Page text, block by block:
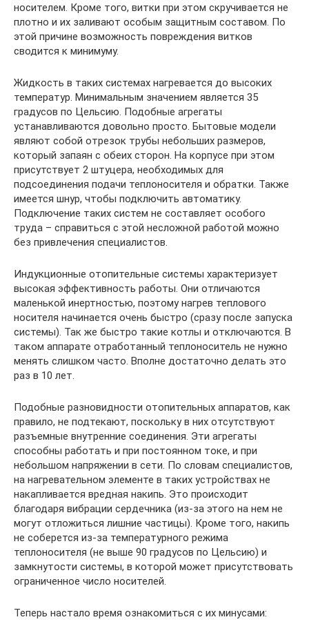
носителем. Кроме того, витки при этом скручивается не
плотно и их заливают особым защитным составом. По
этой причине возможность повреждения витков
сводится к минимуму.
Жидкость в таких системах нагревается до высоких
температур. Минимальным значением является 35
градусов по Цельсию. Подобные агрегаты
устанавливаются довольно просто. Бытовые модели
являют собой отрезок трубы небольших размеров,
который запаян с обеих сторон. На корпусе при этом
присутствует 2 штуцера, необходимых для
подсоединения подачи теплоносителя и обратки. Также
имеется шнур, чтобы подключить автоматику.
Подключение таких систем не составляет особого
труда – справиться с этой несложной работой можно
без привлечения специалистов.
Индукционные отопительные системы характеризует
высокая эффективность работы. Они отличаются
маленькой инертностью, поэтому нагрев теплового
носителя начинается очень быстро (сразу после запуска
системы). Так же быстро такие котлы и отключаются. В
таком аппарате отработанный теплоноситель не нужно
менять слишком часто. Вполне достаточно делать это
раз в 10 лет.
Подобные разновидности отопительных аппаратов, как
правило, не подтекают, поскольку в них отсутствуют
разъемные внутренние соединения. Эти агрегаты
способны работать и при постоянном токе, и при
небольшом напряжении в сети. По словам специалистов,
на нагревательном элементе в таких устройствах не
накапливается вредная накипь. Это происходит
благодаря вибрации сердечника (из-за этого на нем не
могут отложиться лишние частицы). Кроме того, накипь
не соберется из-за температурного режима
теплоносителя (не выше 90 градусов по Цельсию) и
замкнутости системы, в которой может присутствовать
ограниченное число носителей.
Теперь настало время ознакомиться с их минусами: